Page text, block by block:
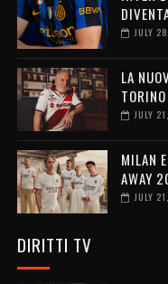
JULY
LA
TORINO
JULY
MILAN
AWAY
JULY
DIRITTI TV